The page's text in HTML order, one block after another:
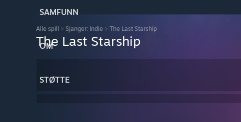
SAMFUNN
OM
STØTTE
Alle spill > Sjanger: Indie > The Last Starship
The Last Starship